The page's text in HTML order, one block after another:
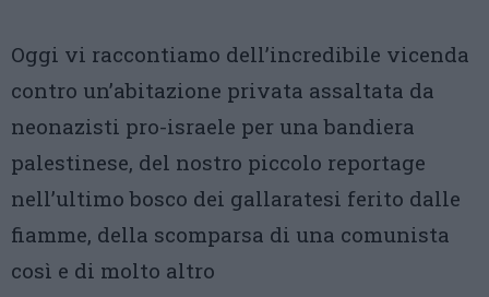
Oggi vi raccontiamo dell’incredibile vicenda
contro un’abitazione privata assaltata da
neonazisti pro-israele per una bandiera
palestinese, del nostro piccolo reportage
nell’ultimo bosco dei gallaratesi ferito dalle
fiamme, della scomparsa di una comunista
così e di molto altro